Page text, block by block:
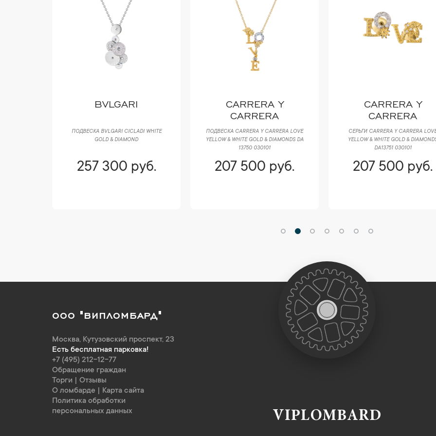
BVLGARI
ПОДВЕСКА BVLGARI CICLADI WHITE
GOLD & DIAMOND
257 300 руб.
CARRERA Y
CARRERA
ПОДВЕСКА CARRERA Y CARRERA LOVE
YELLOW & WHITE GOLD & DIAMONDS DA
13750 030101
207 500 руб.
CARRERA Y
CARRERA
СЕРЬГИ CARRERA Y CARRERA
YELLOW & WHITE GOLD &
DA13751 030101
207 500 руб.
ООО "ВИПЛОМБАРД"
Москва, Кутузовский проспект, 23
Есть бесплатная парковка!
+7 (495) 212-12-77
Обращение граждан
Торги
Отзывы
О ломбарде
Карта сайта
Политика обработки
персональных данных
VIPLOMBARD